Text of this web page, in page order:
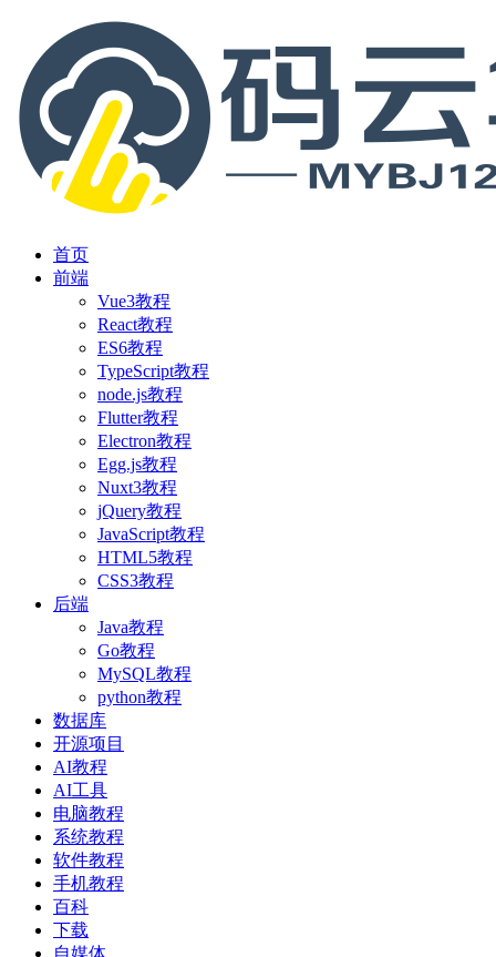
首页
前端
Vue3教程
React教程
ES6教程
TypeScript教程
node.js教程
Flutter教程
Electron教程
Egg.js教程
Nuxt3教程
jQuery教程
JavaScript教程
HTML5教程
CSS3教程
后端
Java教程
Go教程
MySQL教程
python教程
数据库
开源项目
AI教程
AI工具
电脑教程
系统教程
软件教程
手机教程
百科
下载
自媒体